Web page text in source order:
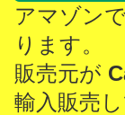
アマゾン
ります。
販売元が
輸入販売